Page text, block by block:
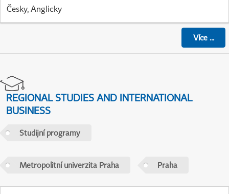
Česky, Anglicky
Více...
REGIONAL STUDIES AND INTERNATIONAL
BUSINESS
Studijní programy
Metropolitní univerzita Praha Praha